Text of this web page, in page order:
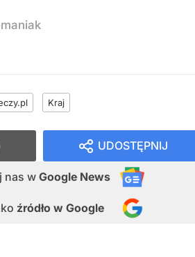
Kraj
UDOSTĘPNIJ
nas w Google News
źródło w Google